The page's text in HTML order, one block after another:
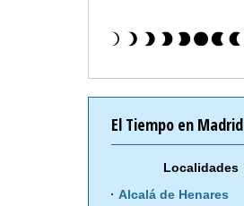
El Tiempo en Madrid
Localidades
Alcalá de Henares